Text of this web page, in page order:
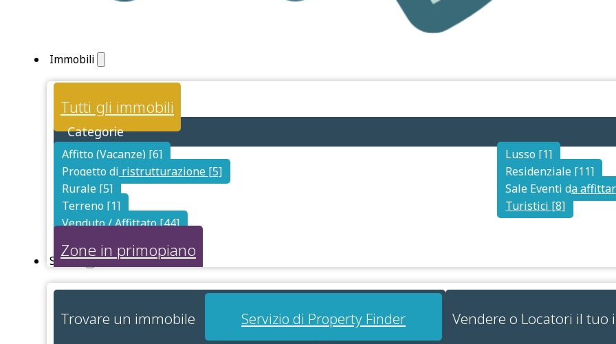
Immobili
Tutti gli immobili
Categorie
Affitto (Vacanze) [6]
Lusso [1]
Progetto di ristrutturazione [5]
Residenziale [11]
Rurale [5]
Sale Eventi da
Terreno [1]
Turistici [8]
Venduto / Affittato [44]
Zone in primopiano
Servizi
Trovare un immobile Servizio di Property Finder Vendere o Locatori il tuo